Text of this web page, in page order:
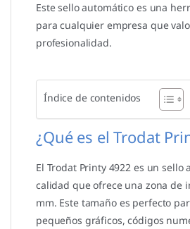
Este sello automático es una
para cualquier empresa que
profesionalidad.
Índice de contenidos
¿Qué es el Trodat
El Trodat Printy 4922 es un sello
calidad que ofrece una zona de
mm. Este tamaño es perfecto
pequeños gráficos, códigos